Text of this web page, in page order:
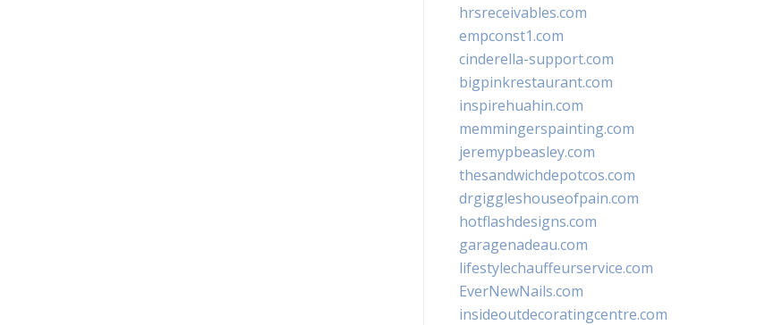
hrsreceivables.com
empconst1.com
cinderella-support.com
bigpinkrestaurant.com
inspirehuahin.com
memmingerspainting.com
jeremypbeasley.com
thesandwichdepotcos.com
drgiggleshouseofpain.com
hotflashdesigns.com
garagenadeau.com
lifestylechauffeurservice.com
EverNewNails.com
insideoutdecoratingcentre.com